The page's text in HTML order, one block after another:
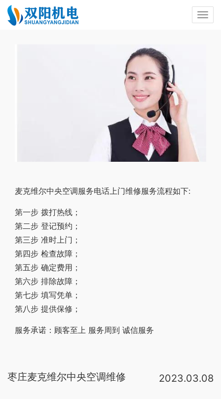
麦克维尔中央空调服务电话上门维修服务流程如下:
第一步 拨打热线；
第二步 登记预约；
第三步 准时上门；
第四步 检查故障；
第五步 确定费用；
第六步 排除故障；
第七步 填写凭单；
第八步 提供保修；
服务承诺：顾客至上 服务周到 诚信服务
枣庄麦克维尔中央空调维修 2023.03.08